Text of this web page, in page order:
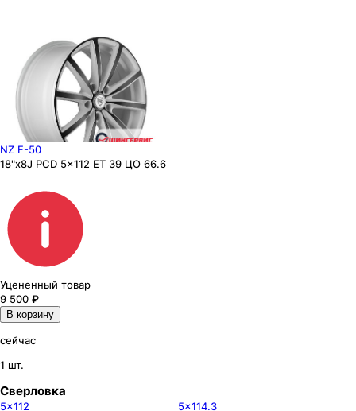
NZ F-50
18"x8J PCD 5x112 ЕТ 39 ЦО 66.6
Уцененный товар
9 500 ₽
В корзину
сейчас
1 шт.
Сверловка
5x112 5x114.3